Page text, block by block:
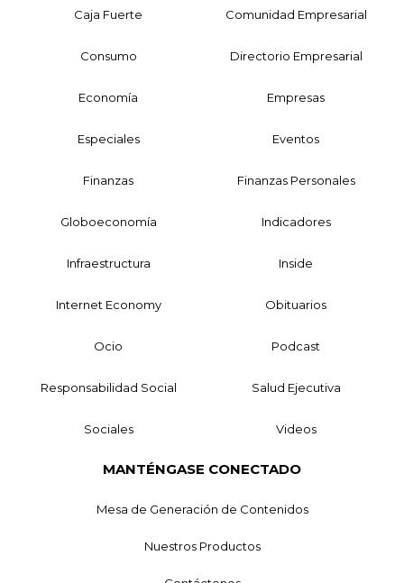
Caja Fuerte Comunidad Empresarial
Consumo Directorio Empresarial
Economía Empresas
Especiales Eventos
Finanzas Finanzas Personales
Globoeconomía Indicadores
Infraestructura Inside
Internet Economy Obituarios
Ocio Podcast
Responsabilidad Social Salud Ejecutiva
Sociales Videos
MANTÉNGASE CONECTADO
Mesa de Generación de Contenidos
Nuestros Productos